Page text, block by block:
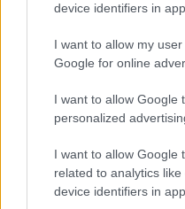
device identifiers in
I want to allow my
Google for online
I want to allow Google
personalized
I want to allow Google
related to analytics
device identifiers in
Ροή Ειδήσεων
Η Γερουσία των
λειτουργίας της
εκλογές